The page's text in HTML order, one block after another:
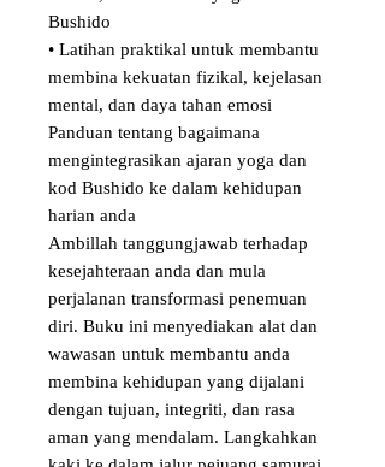
Bushido
• Latihan praktikal untuk membantu
membina kekuatan fizikal, kejelasan
mental, dan daya tahan emosi
Panduan tentang bagaimana
mengintegrasikan ajaran yoga dan
kod Bushido ke dalam kehidupan
harian anda
Ambillah tanggungjawab terhadap
kesejahteraan anda dan mula
perjalanan transformasi penemuan
diri. Buku ini menyediakan alat dan
wawasan untuk membantu anda
membina kehidupan yang dijalani
dengan tujuan, integriti, dan rasa
aman yang mendalam. Langkahkan